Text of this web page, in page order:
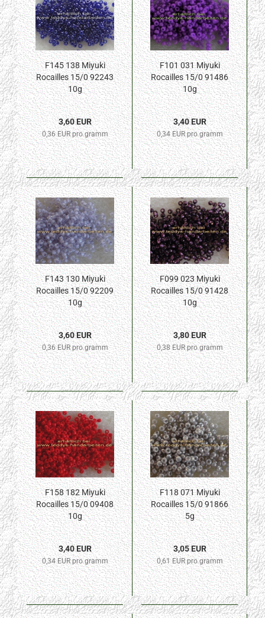
F145 138 Miyuki
Rocailles 15/0 92243
10g
3,60 EUR
0,36 EUR pro gramm
F101 031 Miyuki
Rocailles 15/0 91486
10g
3,40 EUR
0,34 EUR pro gramm
F143 130 Miyuki
Rocailles 15/0 92209
10g
3,60 EUR
0,36 EUR pro gramm
F099 023 Miyuki
Rocailles 15/0 91428
10g
3,80 EUR
0,38 EUR pro gramm
F158 182 Miyuki
Rocailles 15/0 09408
10g
3,40 EUR
0,34 EUR pro gramm
F118 071 Miyuki
Rocailles 15/0 91866
5g
3,05 EUR
0,61 EUR pro gramm